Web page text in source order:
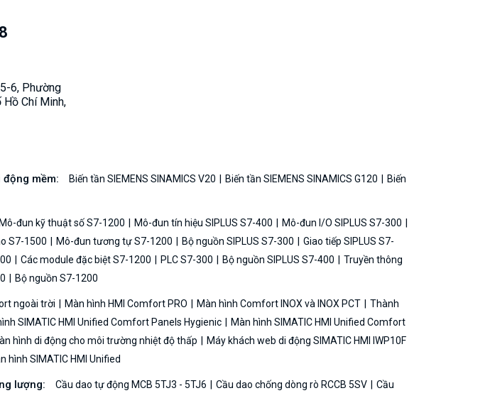
6, Phường
Hồ Chí Minh,
động mềm: Biến tần SIEMENS SINAMICS V20 Biến tần SIEMENS SINAMICS G120
Biến
Mô-đun kỹ thuật số S7-1200 Mô-đun tín hiệu SIPLUS S7-400
Mô-đun I/O SIPLUS S7-300
S7-1500 Mô-đun tương tự S7-1200 Bộ nguồn SIPLUS S7-300
Giao tiếp SIPLUS S7-
Các module đặc biệt S7-1200 PLC S7-300 Bộ nguồn SIPLUS S7-400
Truyền thông
Bộ nguồn S7-1200
ngoài trời Màn hình HMI Comfort PRO Màn hình Comfort INOX và INOX PCT
Thành
SIMATIC HMI Unified Comfort Panels Hygienic
Màn hình SIMATIC HMI Unified Comfort
hình di động cho môi trường nhiệt độ thấp
Máy khách web di động SIMATIC HMI IWP10F
hình SIMATIC HMI Unified
lượng: Cầu dao tự động MCB 5TJ3 - 5TJ6 Cầu dao chống dòng rò RCCB 5SV
Cầu